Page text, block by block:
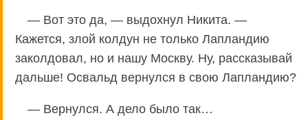
— Вот это да, — выдохнул Никита. —
Кажется, злой колдун не только Лапландию
заколдовал, но и нашу Москву. Ну, рассказывай
дальше! Освальд вернулся в свою Лапландию?
— Вернулся. А дело было так…